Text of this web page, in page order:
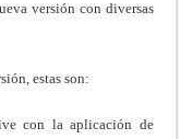
versión con diversas
estas son:
con la aplicación de